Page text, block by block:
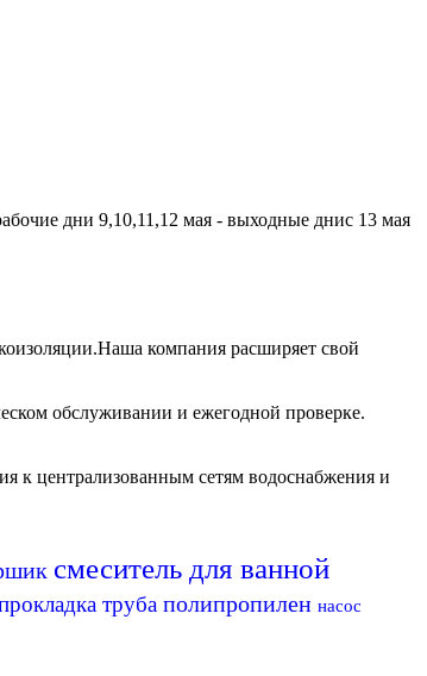
дни 9,10,11,12 мая - выходные днис 13 мая
компания расширяет свой
обслуживании и ежегодной проверке.
к централизованным сетям водоснабжения и
смеситель для ванной
труба полипропилен насос